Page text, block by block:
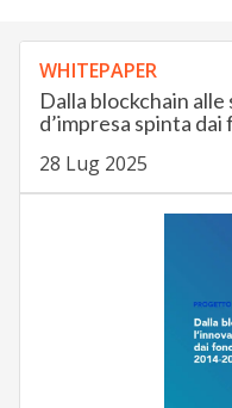
WHITEPAPER
Dalla blockchain
d’impresa spinta
28 Lug 2025